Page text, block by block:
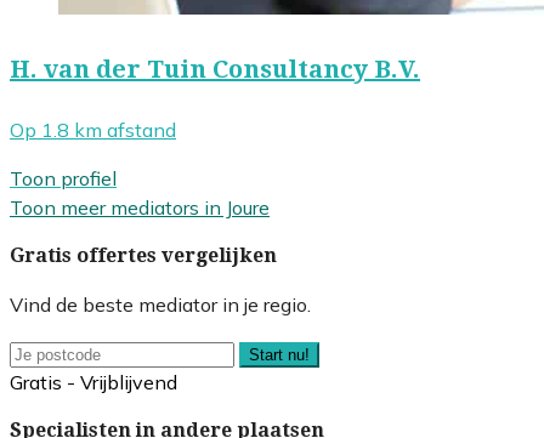
H. van der Tuin Consultancy B.V.
Op 1.8 km afstand
Toon profiel
Toon meer mediators in Joure
Gratis offertes vergelijken
Vind de beste mediator in je regio.
Start nu!
Gratis - Vrijblijvend
Specialisten in andere plaatsen